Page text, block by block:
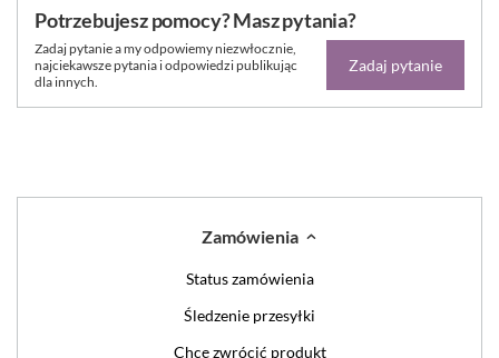
Potrzebujesz pomocy? Masz pytania?
Zadaj pytanie a my odpowiemy niezwłocznie,
najciekawsze pytania i odpowiedzi publikując
dla innych.
Zadaj pytanie
Zamówienia
Status zamówienia
Śledzenie przesyłki
Chcę zwrócić produkt